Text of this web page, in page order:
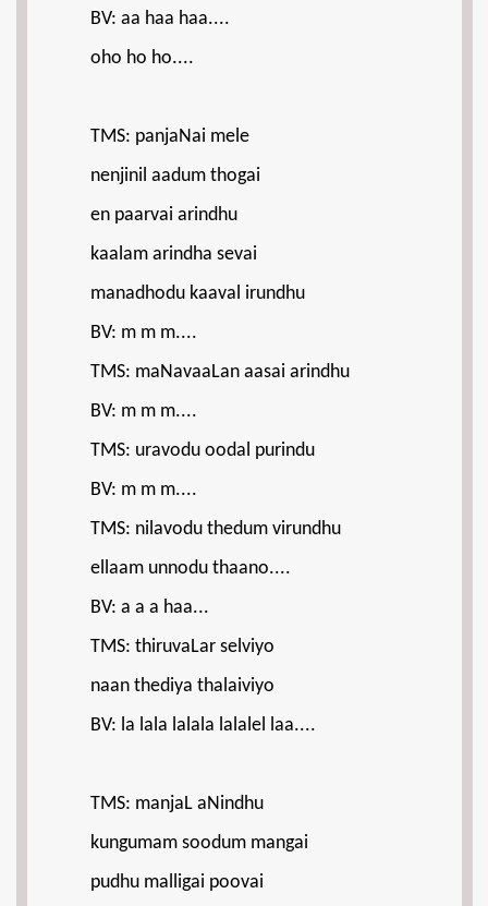
BV: aa haa haa....
oho ho ho....
TMS: panjaNai mele
nenjinil aadum thogai
en paarvai arindhu
kaalam arindha sevai
manadhodu kaaval irundhu
BV: m m m....
TMS: maNavaaLan aasai arindhu
BV: m m m....
TMS: uravodu oodal purindu
BV: m m m....
TMS: nilavodu thedum virundhu
ellaam unnodu thaano....
BV: a a a haa...
TMS: thiruvaLar selviyo
naan thediya thalaiviyo
BV: la lala lalala lalalel laa....
TMS: manjaL aNindhu
kungumam soodum mangai
pudhu malligai poovai